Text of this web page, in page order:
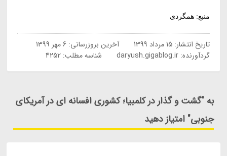
منبع: همگردی
تاریخ انتشار:15 مرداد 1399 آخرین بروزرسانی: 6 مهر 1399
گردآورنده:daryush.gigablog.ir شناسه مطلب: 4252
به "گشت و گذار در کلمبیا؛ کشوری افسانه ای در آمریکای
جنوبی" امتیاز دهید